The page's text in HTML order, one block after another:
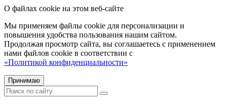
О файлах cookie на этом веб-сайте
Мы применяем файлы cookie для персонализации и
повышения удобства пользования нашим сайтом.
Продолжая просмотр сайта, вы соглашаетесь с применением
нами файлов cookie в соответствии с
«Политикой конфиденциальности»
Принимаю